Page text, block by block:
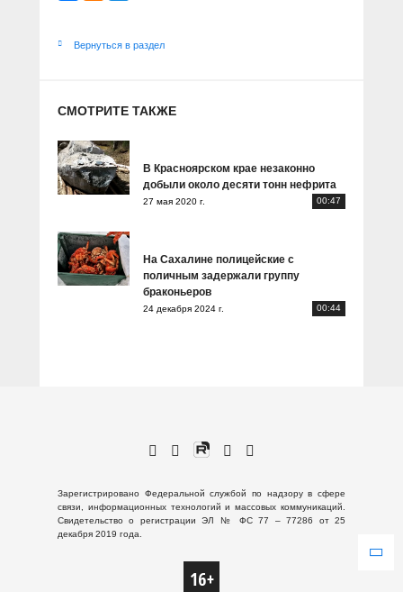
Вернуться в раздел
СМОТРИТЕ ТАКЖЕ
В Красноярском крае незаконно
добыли около десяти тонн нефрита
27 мая 2020 г. 00:47
На Сахалине полицейские с
поличным задержали группу
браконьеров
24 декабря 2024 г. 00:44
Зарегистрировано Федеральной службой по надзору в сфере
связи, информационных технологий и массовых коммуникаций.
Свидетельство о регистрации ЭЛ № ФС 77 – 77286 от 25
декабря 2019 года.